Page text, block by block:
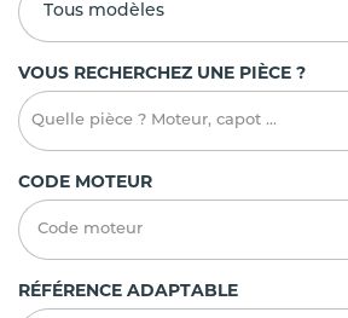
Tous modèles
VOUS RECHERCHEZ UNE PIÈCE ?
CODE MOTEUR
RÉFÉRENCE ADAPTABLE